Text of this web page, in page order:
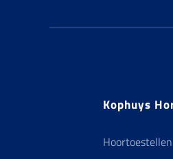
Kophuys
Hoortoestellen